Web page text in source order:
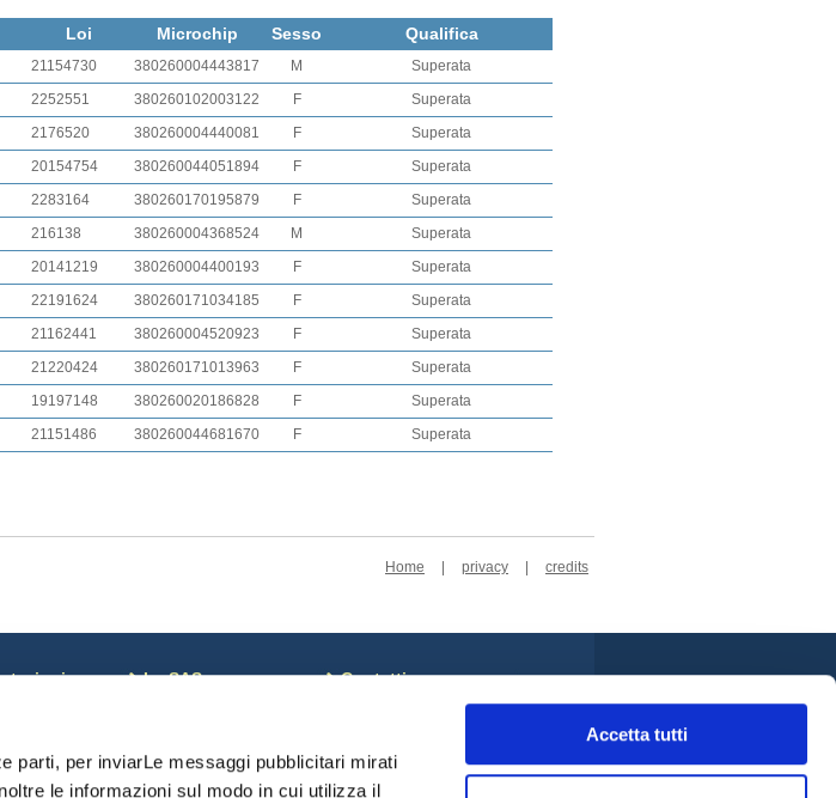
parti, per inviarLe messaggi pubblicitari mirati
le informazioni sul modo in cui utilizza il
Accetta tutti
Loi Microchip Sesso Qualifica
21154730 380260004443817 M
Superata
2252551 380260102003122 F
Superata
2176520 380260004440081 F
Superata
20154754 380260044051894 F
Superata
2283164 380260170195879 F
Superata
216138 380260004368524 M
Superata
20141219 380260004400193 F
Superata
22191624 380260171034185 F
Superata
21162441 380260004520923 F
Superata
21220424 380260171013963 F
Superata
19197148 380260020186828 F
Superata
21151486 380260044681670 F Superata
Home privacy credits
Campionati
Manifestazioni
La SAS Contatti
Privacy Policy
Rivedi le tue scelte sui
cookie